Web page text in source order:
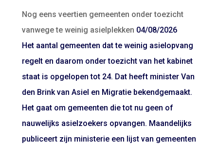
Nog eens veertien gemeenten onder toezicht
vanwege te weinig asielplekken 04/08/2026
Het aantal gemeenten dat te weinig asielopvang
regelt en daarom onder toezicht van het kabinet
staat is opgelopen tot 24. Dat heeft minister Van
den Brink van Asiel en Migratie bekendgemaakt.
Het gaat om gemeenten die tot nu geen of
nauwelijks asielzoekers opvangen. Maandelijks
publiceert zijn ministerie een lijst van gemeenten